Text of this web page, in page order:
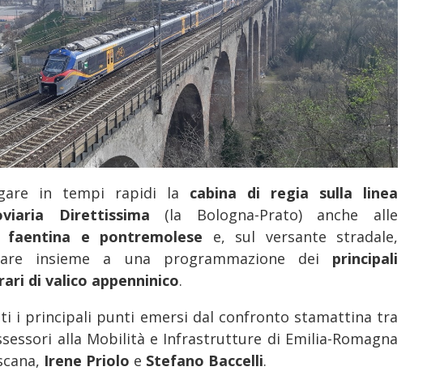
in tempi rapidi la cabina di regia sulla linea
Direttissima (la Bologna-Prato) anche alle
faentina e pontremolese e, sul versante stradale,
insieme a una programmazione dei principali
di valico appenninico.
i principali punti emersi dal confronto stamattina tra
alla Mobilità e Infrastrutture di Emilia-Romagna
Irene Priolo e Stefano Baccelli.